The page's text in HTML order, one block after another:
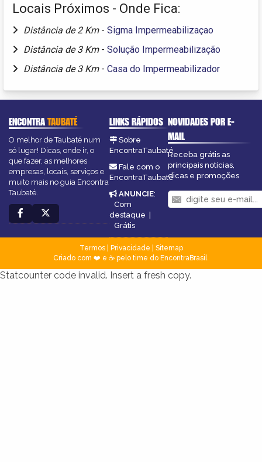
Locais Próximos - Onde Fica:
Distância de 2 Km - Sigma Impermeabilizaçao
Distância de 3 Km - Solução Impermeabilização
Distância de 3 Km - Casa do Impermeabilizador
ENCONTRATAUBATÉ
O melhor de Taubaté num
só lugar! Dicas, onde ir, o
que fazer, as melhores
empresas, locais, serviços e
muito mais no guia Encontra
Taubaté.
LINKS RÁPIDOS
Sobre
EncontraTaubaté
Fale com o
EncontraTaubaté
ANUNCIE:
Com
destaque |
Grátis
NOVIDADES POR E-
MAIL
Receba grátis as
principais notícias,
dicas e promoções
Termos| Privacidade
Sitemap
Criado com ❤️ e ☕ pelo time do EncontraBrasil
Statcounter code invalid. Insert a fresh copy.